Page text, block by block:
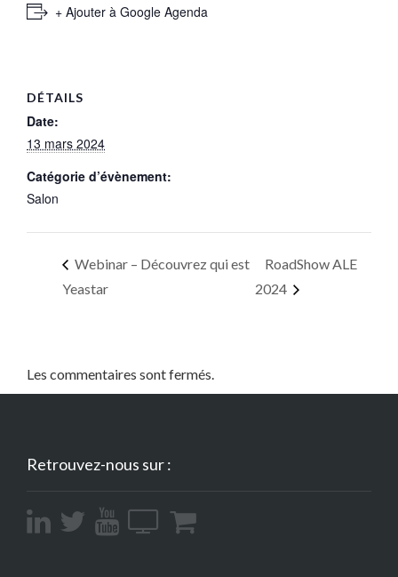
+ Ajouter à Google Agenda
DÉTAILS
Date:
13 mars 2024
Catégorie d’évènement:
Salon
Webinar – Découvrez qui est
Yeastar
RoadShow ALE
2024
Les commentaires sont fermés.
Retrouvez-nous sur :